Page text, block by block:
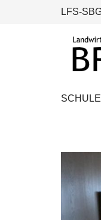
LFS-
SCHULE